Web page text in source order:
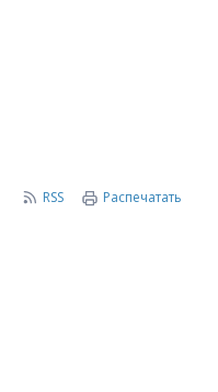
RSS Распечатать